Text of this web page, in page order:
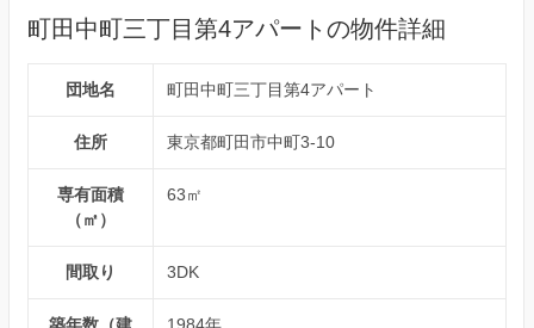
町田中町三丁目第4アパートの物件詳細
団地名 町田中町三丁目第4アパート
住所 東京都町田市中町3-10
専有面積
（㎡）
63㎡
間取り 3DK